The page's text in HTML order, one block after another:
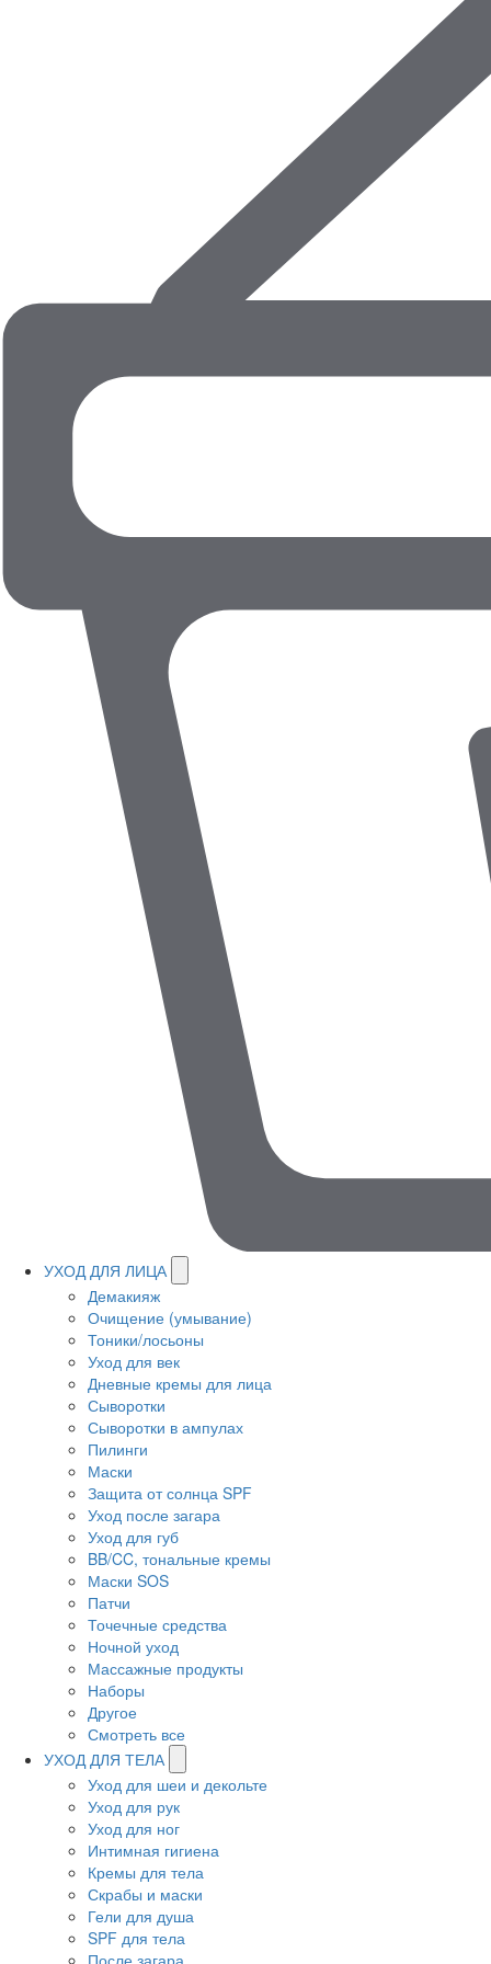
УХОД ДЛЯ ЛИЦА
Демакияж
Очищение (умывание)
Тоники/лосьоны
Уход для век
Дневные кремы для лица
Сыворотки
Сыворотки в ампулах
Пилинги
Маски
Защита от солнца SPF
Уход после загара
Уход для губ
BB/CC, тональные кремы
Маски SOS
Патчи
Точечные средства
Ночной уход
Массажные продукты
Наборы
Другое
Смотреть все
УХОД ДЛЯ ТЕЛА
Уход для шеи и декольте
Уход для рук
Уход для ног
Интимная гигиена
Кремы для тела
Скрабы и маски
Гели для душа
SPF для тела